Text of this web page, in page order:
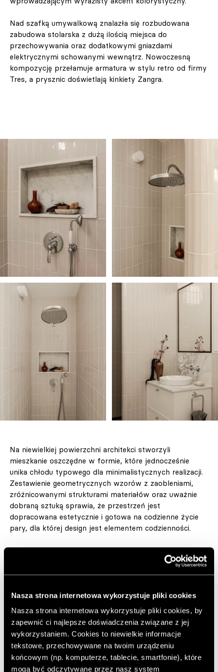
Nasza strona internetowa wykorzystuje pliki cookies
Nasza strona internetowa wykorzystuje pliki cookies, by
zapewnić ci najlepsze doświadczenia związane z jej
wykorzystaniem. Cookies to niewielkie informacje
tekstowe, przechowywane na twoim urządzeniu
końcowym (np. komputerze, tablecie, smartfonie), które
mogą być odczytywane przez nasz system
Nad szafką umywalkową znalazła się rozbudowana
zabudowa stolarska z dużą ilością miejsca do
przechowywania oraz dodatkowymi gniazdami
elektrycznymi schowanymi wewnątrz. Nowoczesną
kompozycję przełamuje armatura w stylu retro od firmy
Tres, a prysznic doświetlają kinkiety Zangra.
Na niewielkiej powierzchni architekci stworzyli
mieszkanie oszczędne w formie, które jednocześnie
unika chłodu typowego dla minimalistycznych realizacji.
Zestawienie geometrycznych wzorów z zaobleniami,
zróżnicowanymi strukturami materiałów oraz uważnie
dobraną sztuką sprawia, że przestrzeń jest
dopracowana estetycznie i gotowa na codzienne życie
pary, dla której design jest elementem codzienności.